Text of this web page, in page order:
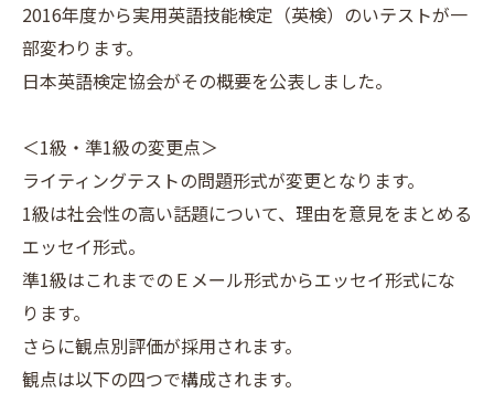
2016年度から実用英語技能検定（英検）のいテストが一
部変わります。
日本英語検定協会がその概要を公表しました。
＜1級・準1級の変更点＞
ライティングテストの問題形式が変更となります。
1級は社会性の高い話題について、理由を意見をまとめる
エッセイ形式。
準1級はこれまでのＥメール形式からエッセイ形式にな
ります。
さらに観点別評価が採用されます。
観点は以下の四つで構成されます。